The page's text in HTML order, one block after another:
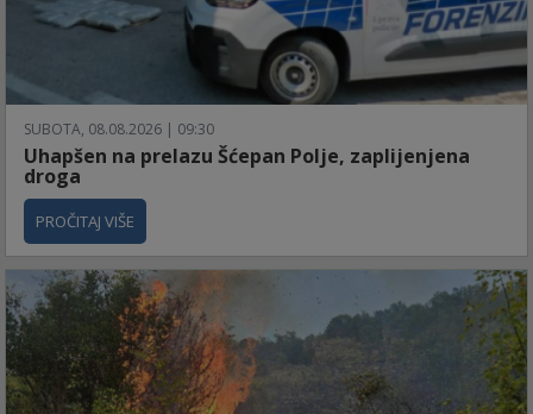
SUBOTA, 08.08.2026 | 09:30
Uhapšen na prelazu Šćepan Polje, zaplijenjena
droga
PROČITAJ VIŠE